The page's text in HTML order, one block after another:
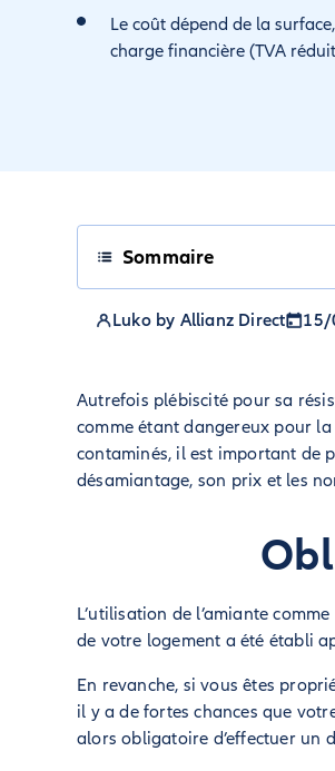
Le coût dépend de la
charge financière (TVA
Sommaire
Luko by Allianz Direct 15/
Autrefois plébiscité pour sa
comme étant dangereux pour
contaminés, il est important de
désamiantage, son prix et les
L’utilisation de l’amiante
de votre logement a été établi
En revanche, si vous êtes
il y a de fortes chances que
alors obligatoire d’effectuer un